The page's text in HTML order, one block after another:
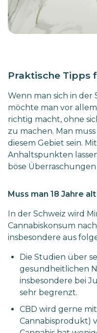
Praktische Tipps
Wenn man sich in der
möchte man vor
richtig macht, ohne
zu machen. Man
diesem Gebiet sein.
Anhaltspunkten
böse
Muss man 18 Jahre
In der Schweiz wird
Cannabiskonsum
insbesondere aus
Die Studien über
gesundheitlichen
insbesondere bei
sehr begrenzt.
CBD wird gerne
Cannabisprodukt)